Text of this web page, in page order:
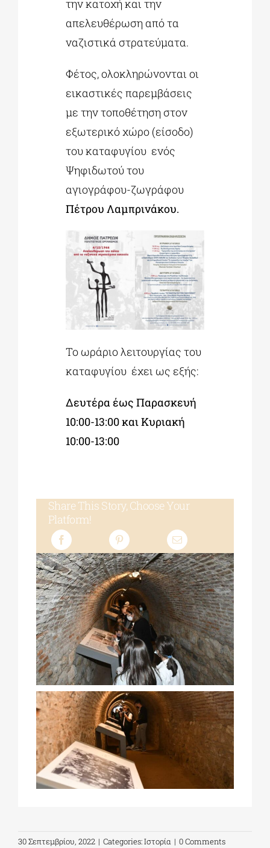
την κατοχή και την
απελευθέρωση από τα
ναζιστικά στρατεύματα.
Φέτος, ολοκληρώνονται οι
εικαστικές παρεμβάσεις
με την τοποθέτηση στον
εξωτερικό χώρο (είσοδο)
του καταφυγίου ενός
Ψηφιδωτού του
αγιογράφου-ζωγράφου
Πέτρου Λαμπρινάκου.
Το ωράριο λειτουργίας του
καταφυγίου έχει ως εξής:
Δευτέρα έως Παρασκευή
10:00-13:00 και Κυριακή
10:00-13:00
Share This Story, Choose Your
Platform!
30 Σεπτεμβρίου, 2022 | Categories:Ιστορία | 0 Comments